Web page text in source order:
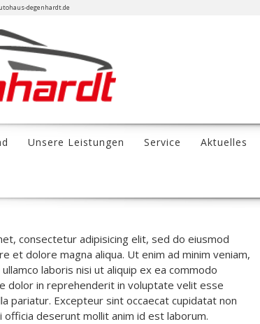
degenhardt.de
Unsere Leistungen Service Aktuelles
consectetur adipisicing elit, sed do eiusmod
et dolore magna aliqua. Ut enim ad minim veniam,
laboris nisi ut aliquip ex ea commodo
dolor in reprehenderit in voluptate velit esse
pariatur. Excepteur sint occaecat cupidatat non
officia deserunt mollit anim id est laborum.